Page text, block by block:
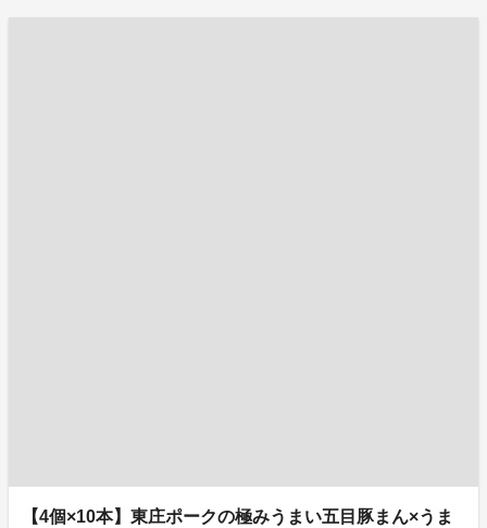
【4個×10本】東庄ポークの極みうまい五目豚まん×うま